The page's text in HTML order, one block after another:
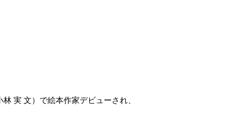
林 実 文）で絵本作家デビューされ、